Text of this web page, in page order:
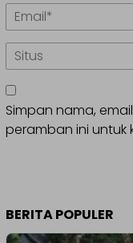
Simpan nama,
peramban ini untuk
BERITA POPULER